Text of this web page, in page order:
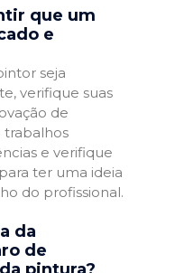
que um
e
seja
verifique suas
de
trabalhos
e verifique
ter uma ideia
do profissional.
da
de